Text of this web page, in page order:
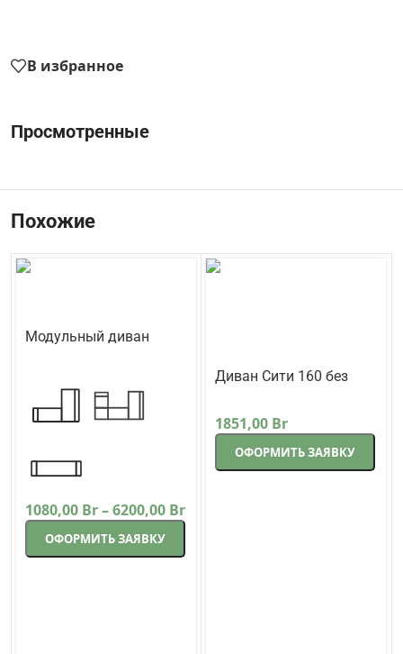
В избранное
Просмотренные
Похожие
Модульный диван
1080,00 Br–6200,00 Br
ОФОРМИТЬ ЗАЯВКУ
Диван Сити 160 без
171 см коричневый
1851,00 Br
ОФОРМИТЬ ЗАЯВКУ